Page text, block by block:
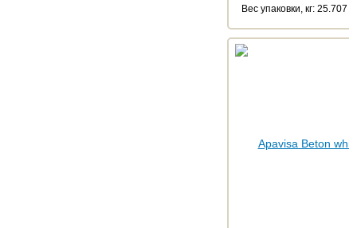
Веc упаковки, кг: 25.707